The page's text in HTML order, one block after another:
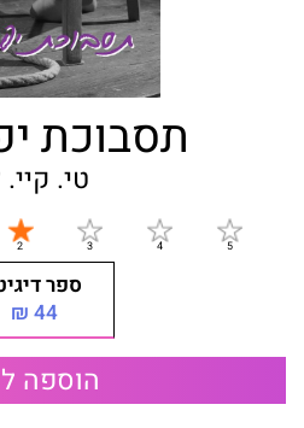
תסבוכת
טי. קיי.
ספר
44 ₪
הוספה